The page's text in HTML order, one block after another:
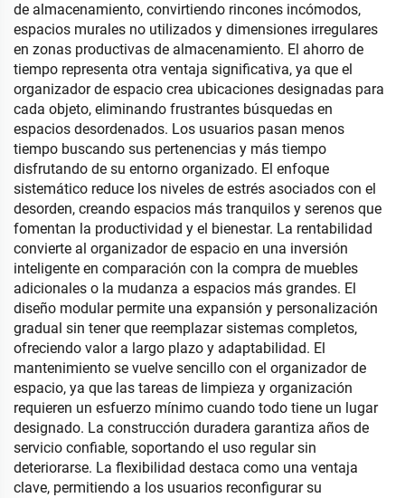
de almacenamiento, convirtiendo rincones incómodos,
espacios murales no utilizados y dimensiones irregulares
en zonas productivas de almacenamiento. El ahorro de
tiempo representa otra ventaja significativa, ya que el
organizador de espacio crea ubicaciones designadas para
cada objeto, eliminando frustrantes búsquedas en
espacios desordenados. Los usuarios pasan menos
tiempo buscando sus pertenencias y más tiempo
disfrutando de su entorno organizado. El enfoque
sistemático reduce los niveles de estrés asociados con el
desorden, creando espacios más tranquilos y serenos que
fomentan la productividad y el bienestar. La rentabilidad
convierte al organizador de espacio en una inversión
inteligente en comparación con la compra de muebles
adicionales o la mudanza a espacios más grandes. El
diseño modular permite una expansión y personalización
gradual sin tener que reemplazar sistemas completos,
ofreciendo valor a largo plazo y adaptabilidad. El
mantenimiento se vuelve sencillo con el organizador de
espacio, ya que las tareas de limpieza y organización
requieren un esfuerzo mínimo cuando todo tiene un lugar
designado. La construcción duradera garantiza años de
servicio confiable, soportando el uso regular sin
deteriorarse. La flexibilidad destaca como una ventaja
clave, permitiendo a los usuarios reconfigurar su